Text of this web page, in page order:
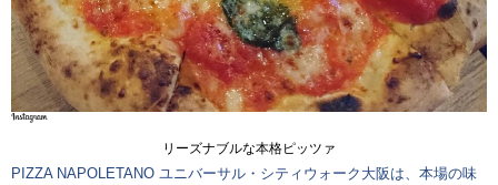
リーズナブルな本格ピッツァ
PIZZA NAPOLETANO ユニバーサル・シティウォーク大阪は、本場の味